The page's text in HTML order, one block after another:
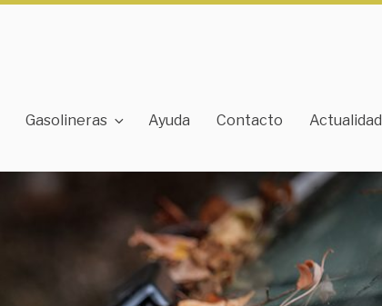
Gasolineras Ayuda Contacto Actualidad